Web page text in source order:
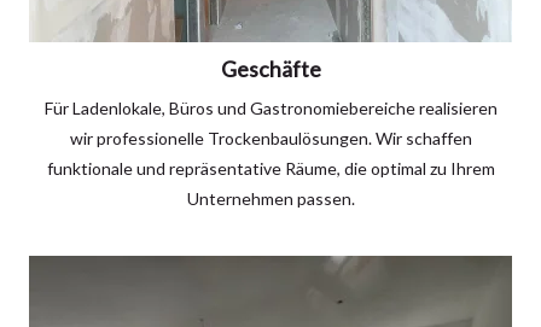
Geschäfte
Für Ladenlokale, Büros und Gastronomiebereiche realisieren
wir professionelle Trockenbaulösungen. Wir schaffen
funktionale und repräsentative Räume, die optimal zu Ihrem
Unternehmen passen.